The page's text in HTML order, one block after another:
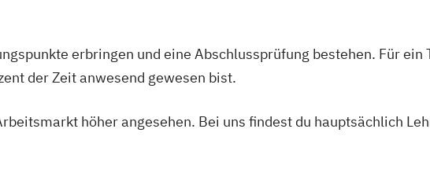
erbringen und eine Abschlussprüfung bestehen. Für ein
der Zeit anwesend gewesen bist.
höher angesehen. Bei uns findest du hauptsächlich